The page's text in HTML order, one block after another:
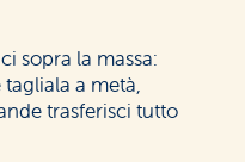
sopra la massa:
a metà,
trasferisci tutto